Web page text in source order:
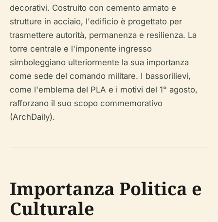
decorativi. Costruito con cemento armato e
strutture in acciaio, l'edificio è progettato per
trasmettere autorità, permanenza e resilienza. La
torre centrale e l'imponente ingresso
simboleggiano ulteriormente la sua importanza
come sede del comando militare. I bassorilievi,
come l'emblema del PLA e i motivi del 1° agosto,
rafforzano il suo scopo commemorativo
(ArchDaily).
Importanza Politica e
Culturale